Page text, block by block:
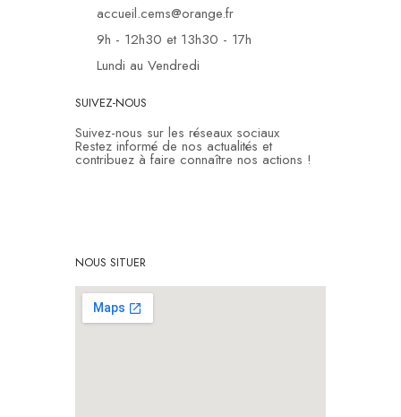
accueil.cems@orange.fr
9h - 12h30 et 13h30 - 17h
Lundi au Vendredi
SUIVEZ-NOUS
Suivez-nous sur les réseaux sociaux
Restez informé de nos actualités et
contribuez à faire connaître nos actions !
NOUS SITUER